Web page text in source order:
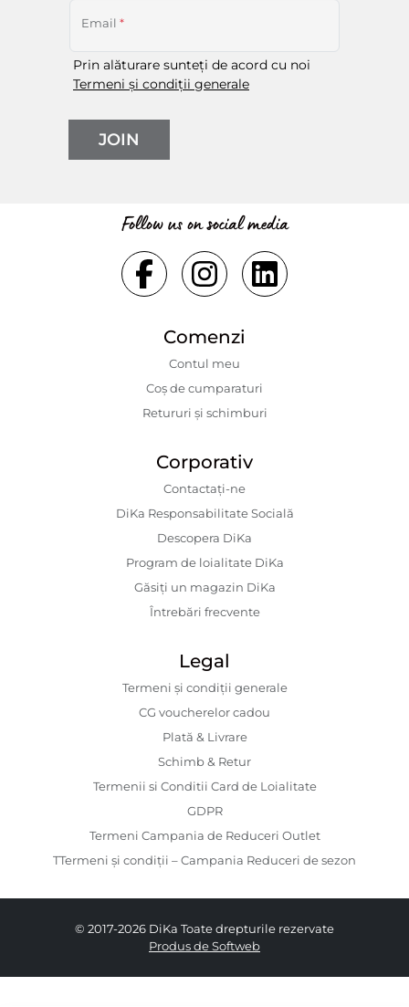
Email *
Prin alăturare sunteți de acord cu noi
Termeni și condiții generale
JOIN
Follow us on social media
Comenzi
Contul meu
Coș de cumparaturi
Retururi și schimburi
Corporativ
Contactaţi-ne
DiKa Responsabilitate Socială
Descopera DiKa
Program de loialitate DiKa
Găsiți un magazin DiKa
Întrebări frecvente
Legal
Termeni și condiții generale
CG voucherelor cadou
Plată & Livrare
Schimb & Retur
Termenii si Conditii Card de Loialitate
GDPR
Termeni Campania de Reduceri Outlet
TTermeni și condiții – Campania Reduceri de sezon
© 2017-2026 DiKa Toate drepturile rezervate
Produs de Softweb